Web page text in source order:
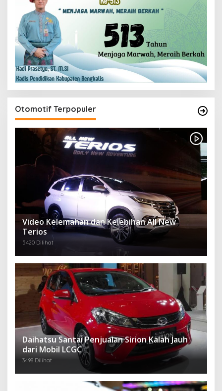
Otomotif Terpopuler
Video Kelemahan dan Kelebihan All New
Terios
5420 Dilihat
Daihatsu Santai Penjualan Sirion Kalah Jauh
dari Mobil LCGC
3498 Dilihat